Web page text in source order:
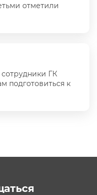
отметили
ГК
подготовиться к